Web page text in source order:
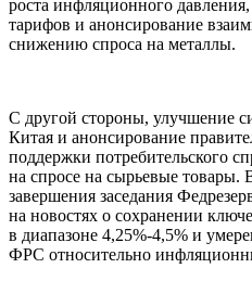
роста инфляционного
тарифов и анонсирование
снижению спроса на металлы.
С другой стороны, улучшение
Китая и анонсирование
поддержки потребительского
на спросе на сырьевые товары.
завершения заседания
на новостях о сохранении
в диапазоне 4,25%-4,5% и
ФРС относительно